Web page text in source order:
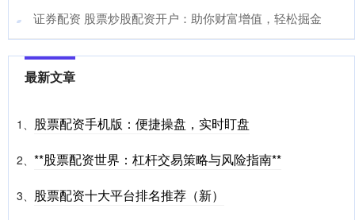
​证券配资 股票炒股配资开户：助你财富增值，轻松掘金
最新文章
1、 股票配资手机版：便捷操盘，实时盯盘
2、 **股票配资世界：杠杆交易策略与风险指南**
3、 股票配资十大平台排名推荐（新）